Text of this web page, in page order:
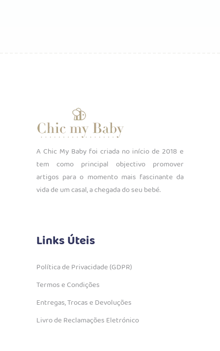
A Chic My Baby foi criada no início de 2018 e
tem como principal objectivo promover
artigos para o momento mais fascinante da
vida de um casal, a chegada do seu bebé.
Links Úteis
Política de Privacidade (GDPR)
Termos e Condições
Entregas, Trocas e Devoluções
Livro de Reclamações Eletrónico